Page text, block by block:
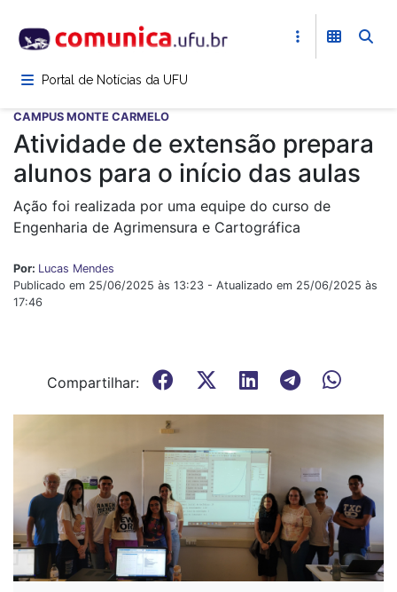
para
conteúdoPortal de Notícias da UFU
CAMPUS MONTE CARMELO
Atividade de extensão prepara
alunos para o início das aulas
Ação foi realizada por uma equipe do curso de
Engenharia de Agrimensura e Cartográfica
Por: Lucas Mendes
Publicado em 25/06/2025 às 13:23 - Atualizado em 25/06/2025 às
17:46
Compartilhar: